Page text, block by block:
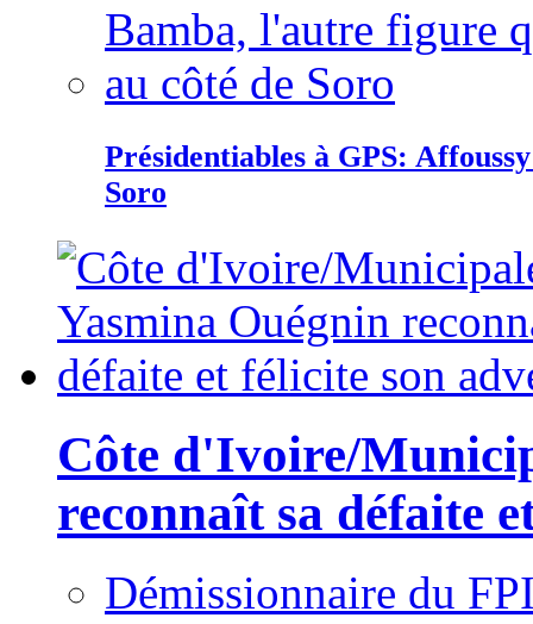
Présidentiables à GPS:
Soro
Côte d'Ivoire/
reconnaît sa défaite
Démissionnaire du